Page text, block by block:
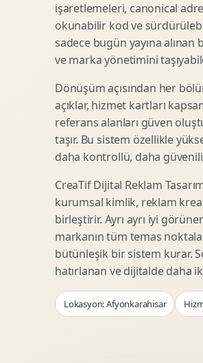
Shopify Tasarim
Woocommerce Tasarim
Eticaret UX Optimizasyonu
Kategori Sayfasi Tasarimi
Sepet Odeme UX
Eticaret SEO Altyapisi
Lead
App
Form
Sales
Logo Animasyonu
Mikro Animasyon Tasarimi
Reklam Motion Video
Arayuz Animasyonu
Sosyal Medya Motion
Webgl
AI
No
Veri
işaretlemeleri, canonical
okunabilir kod ve
sadece bugün yayına
ve marka yönetimini
Dönüşüm açısından her
açıklar, hizmet kartları
referans alanları güven
taşır. Bu sistem özellikle
daha kontrollü, daha
CreaTif Dijital Reklam
kurumsal kimlik, reklam
birleştirir. Ayrı ayrı iyi
markanın tüm temas
bütünleşik bir sistem kurar.
hatırlanan ve dijitalde daha
Lokasyon: Afyonkarahisar